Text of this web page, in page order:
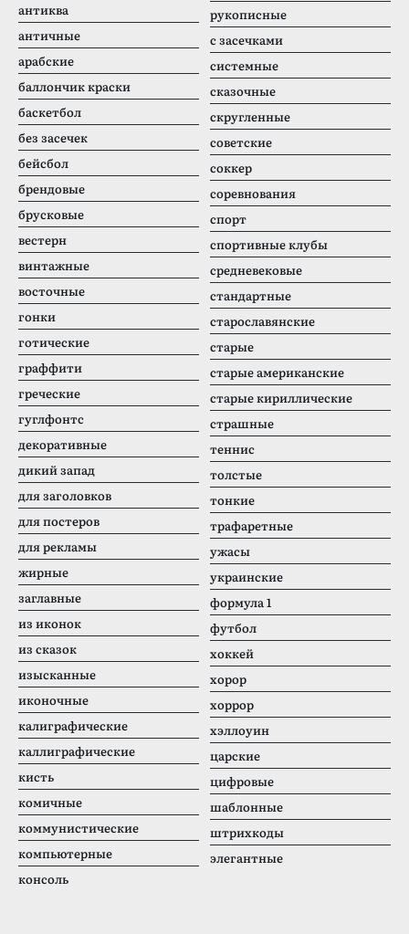
антиква
античные
арабские
баллончик краски
баскетбол
без засечек
бейсбол
брендовые
брусковые
вестерн
винтажные
восточные
гонки
готические
граффити
греческие
гуглфонтс
декоративные
дикий запад
для заголовков
для постеров
для рекламы
жирные
заглавные
из иконок
из сказок
изысканные
иконочные
калиграфические
каллиграфические
кисть
комичные
коммунистические
компьютерные
консоль
рукописные
с засечками
системные
сказочные
скругленные
советские
соккер
соревнования
спорт
спортивные клубы
средневековые
стандартные
старославянские
старые
старые американские
старые кириллические
страшные
теннис
толстые
тонкие
трафаретные
ужасы
украинские
формула 1
футбол
хоккей
хорор
хоррор
хэллоуин
царские
цифровые
шаблонные
штрихкоды
элегантные